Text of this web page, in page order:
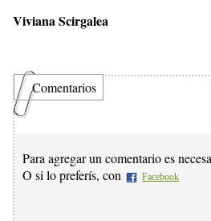
Viviana Scirgalea
Comentarios
Para agregar un comentario es
O si lo preferís, con Facebook